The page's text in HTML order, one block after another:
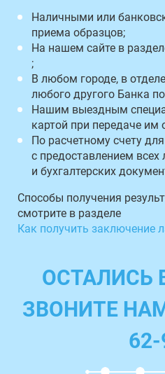
Наличными или
приема образцов;
На нашем сайте в
;
В любом городе, в
любого другого Банка
Нашим выездным
картой при передаче им
По расчетному счету
с предоставлением всех
и бухгалтерских
Способы получения
смотрите в разделе
Как получить заключение
ОСТАЛИСЬ
ЗВОНИТЕ
62-